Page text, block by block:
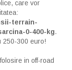
care vor
terrain-
0-400-kg.
250-300 euro!
in off-road